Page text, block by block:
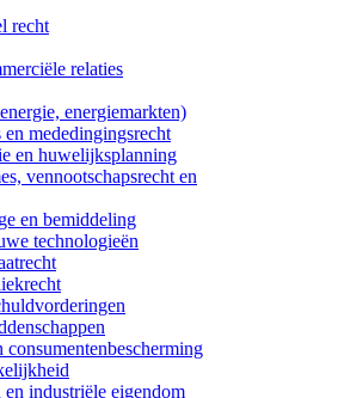
recht
relaties
energiemarkten)
en mededingingsrecht
en huwelijksplanning
vennootschapsrecht en
en bemiddeling
technologieën
industriële eigendom